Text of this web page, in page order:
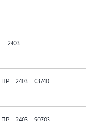
2403
ПР 2403 03740
ПР 2403 90703